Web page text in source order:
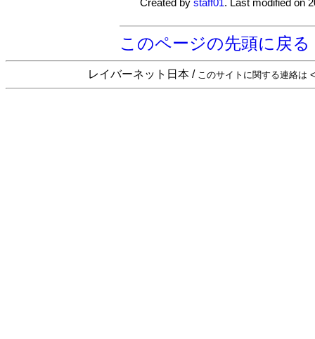
Created bystaff01. Last modified on
このページの先頭に戻る
レイバーネット日本 / このサイトに関する連絡は